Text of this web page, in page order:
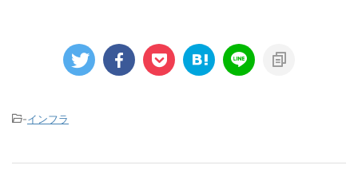
-インフラ